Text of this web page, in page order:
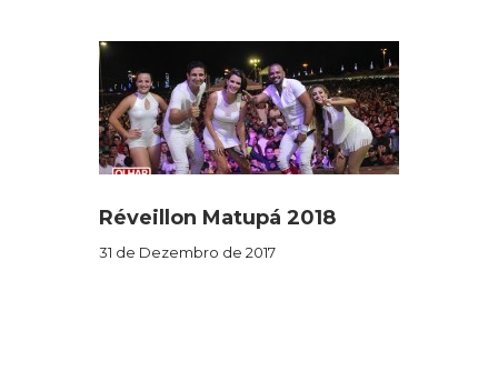
Réveillon Matupá 2018
31 de Dezembro de 2017